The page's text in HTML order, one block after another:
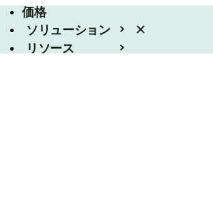
価格
ソリューション
リソース